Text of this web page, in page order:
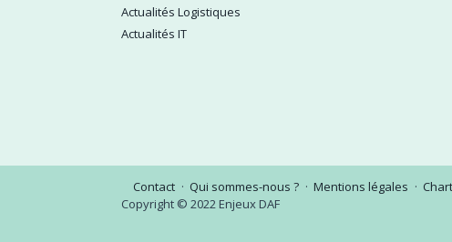
Actualités Logistiques
Actualités IT
Contact Qui sommes-nous ? Mentions légales
Copyright © 2022 Enjeux DAF